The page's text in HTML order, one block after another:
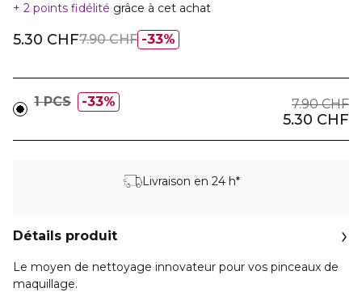
2 points fidélité grâce à cet achat
33%
5.30 CHF7.90 CHF
1 PCS 33% 7.90 CHF
5.30 CHF
Livraison en 24 h*
Détails produit
Le moyen de nettoyage innovateur pour vos pinceaux de
maquillage.